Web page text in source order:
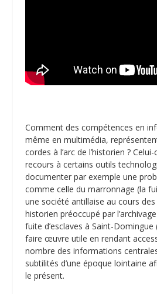
Comment des compétences en
même en multimédia,
cordes à l’arc de l’historien ?
recours à certains outils
documenter par exemple une
comme celle du marronnage (la
une société antillaise au cours des
historien préoccupé par
fuite d’esclaves à Saint-
faire œuvre utile en rendant
nombre des informations
subtilités d’une époque lointaine
le présent.